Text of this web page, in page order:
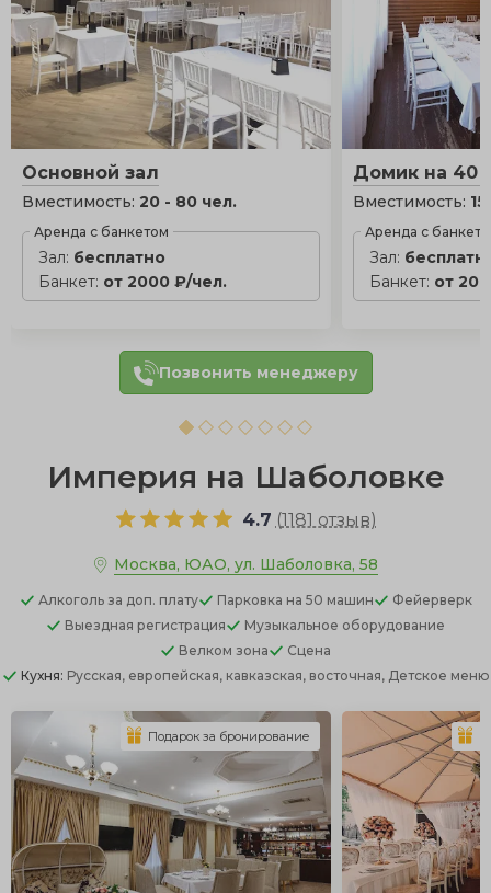
Основной зал
Вместимость: 20 - 80 чел.
Аренда с банкетом
Зал: бесплатно
Банкет: от 2000 ₽/чел.
Домик на 40
Вместимость:
Аренда с
Зал:
Банкет: от
Позвонить менеджеру
Империя на Шаболовке
4.7 (1181 отзыв)
Москва, ЮАО, ул. Шаболовка, 58
Алкоголь за доп. плату Парковка на 50 машин
Фейерверк
Выездная регистрация
Музыкальное оборудование
Велком зона
Сцена
Кухня: Русская, европейская, кавказская, восточная, Детское меню
Подарок за бронирование